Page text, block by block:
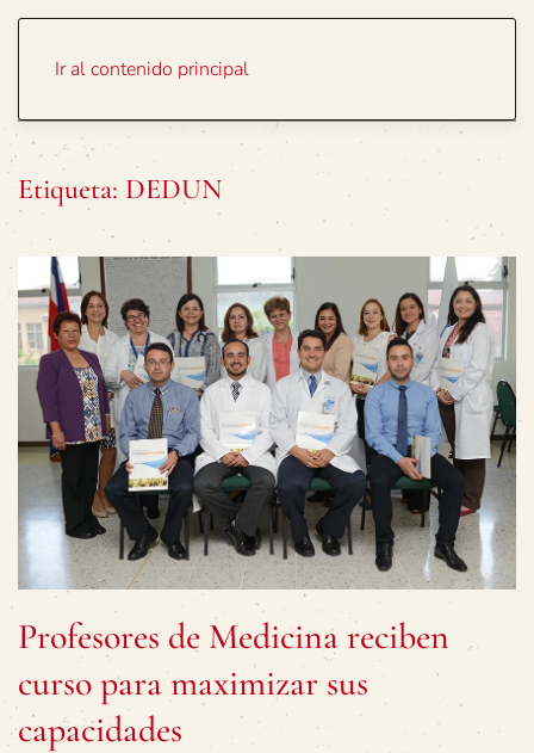
Ir al contenido principal
Etiqueta: DEDUN
Profesores de Medicina reciben
curso para maximizar sus
capacidades